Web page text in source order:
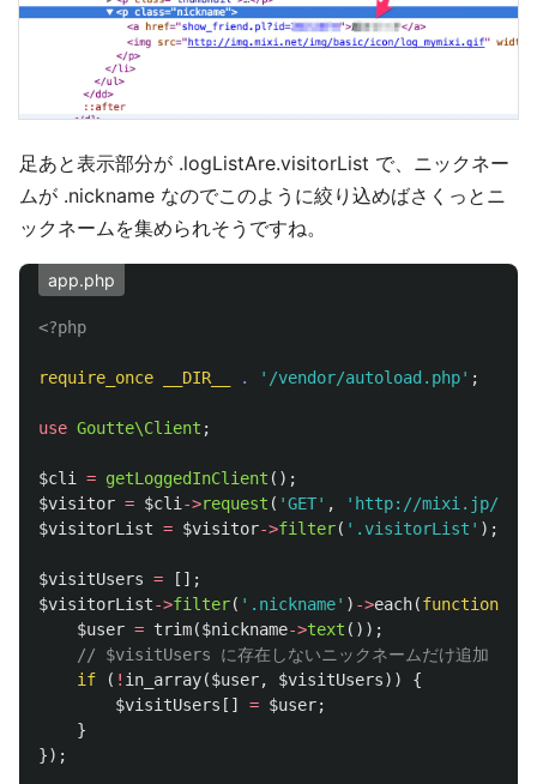
足あと表示部分が .logListAre.visitorList で、ニックネー
ムが .nickname なのでこのように絞り込めばさくっとニ
ックネームを集められそうですね。
app.php
<?php
require_once __DIR__ . '/vendor/autoload.php' ;
use Goutte\Client ;
$cli = getLoggedInClient ();
$visitor = $cli ->request ( 'GET' ,
'http://mixi.jp/
$visitorList = $visitor->filter( '.visitorList' );
$visitUsers =
[];
$visitorList->filter( '.nickname' ) ->each(function
$user = trim($nickname->text ());
// $visitUsers に存在しないニックネームだけ追加
if
( ! in_array($user, $visitUsers))
{
$visitUsers [] = $user;
}
});